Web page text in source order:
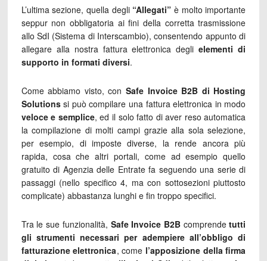
L’ultima sezione, quella degli “Allegati” è molto importante
seppur non obbligatoria ai fini della corretta trasmissione
allo SdI (Sistema di Interscambio), consentendo appunto di
allegare alla nostra fattura elettronica deglielementi di
supporto in formati diversi.
Come abbiamo visto, con Safe Invoice B2B di Hosting
Solutionssi può compilare una fattura elettronica in modo
veloce e semplice, ed il solo fatto di aver reso automatica
la compilazione di molti campi grazie alla sola selezione,
per esempio, di imposte diverse, la rende ancora più
rapida, cosa che altri portali, come ad esempio quello
gratuito di Agenzia delle Entrate fa seguendo una serie di
passaggi (nello specifico 4, ma con sottosezioni piuttosto
complicate) abbastanza lunghi e fin troppo specifici.
Tra le sue funzionalità, Safe Invoice B2Bcomprendetutti
gli strumenti necessari per adempiere all’obbligo di
fatturazione elettronica, come l’apposizione della firma